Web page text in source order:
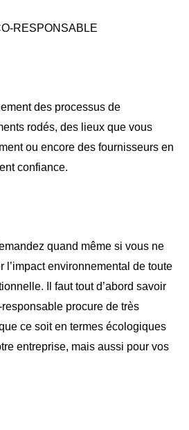
RESPONSABLE
des processus de
rodés, des lieux que vous
ou encore des fournisseurs en
confiance.
quand même si vous ne
l’impact environnemental de toute
Il faut tout d’abord savoir
procure de très
ce soit en termes écologiques
entreprise, mais aussi pour vos